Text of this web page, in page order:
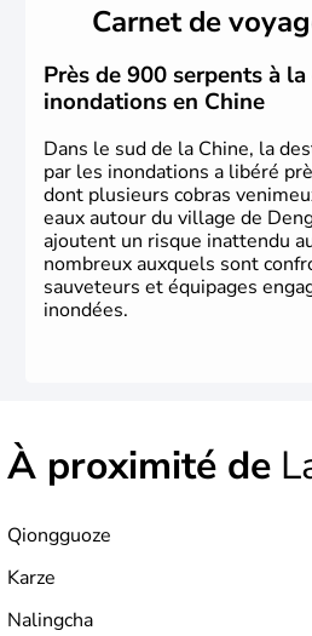
dynasties. La dynastie Qing a
jusqu'aux guerres de l'opium
constituée comme nation et a
en 1945. Illustre pays en
gardistes, la Chine a été la
de l'imprimerie à caractères
la poudre à canon.
Carnet de
Près de 900 serpents à
inondations en Chine
Dans le sud de la Chine, la
par les inondations a libéré
dont plusieurs cobras
eaux autour du village de
ajoutent un risque inattendu
nombreux auxquels sont
sauveteurs et équipages
inondées.
À proximité de
Qiongguoze
Karze
Nalingcha